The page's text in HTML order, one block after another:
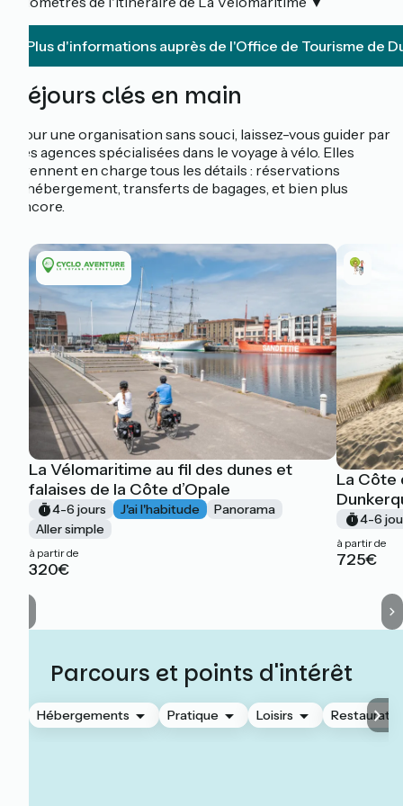
Plus d'informations auprès de l'Office de Tourisme de
Séjours clés en main
Pour une organisation sans souci, laissez-vous guider par
des agences spécialisées dans le voyage à vélo. Elles
prennent en charge tous les détails : réservations
d'hébergement, transferts de bagages, et bien plus
encore.
La Vélomaritime au fil des dunes et
falaises de la Côte d’Opale
4-6 jours J'ai l'habitude
Panorama
Aller simple
à partir de
320€
La Côte
4-6
à partir de
725€
Parcours et points d'intérêt
Hébergements Pratique Loisirs